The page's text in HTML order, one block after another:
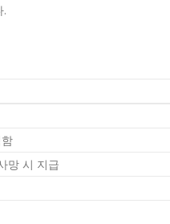
.
망 시 지급